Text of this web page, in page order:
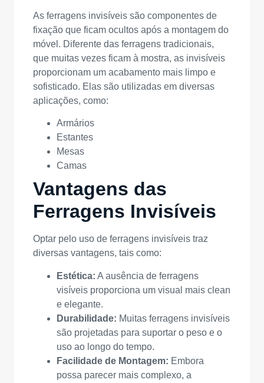
As ferragens invisíveis são componentes de
fixação que ficam ocultos após a montagem do
móvel. Diferente das ferragens tradicionais,
que muitas vezes ficam à mostra, as invisíveis
proporcionam um acabamento mais limpo e
sofisticado. Elas são utilizadas em diversas
aplicações, como:
Armários
Estantes
Mesas
Camas
Vantagens das
Ferragens Invisíveis
Optar pelo uso de ferragens invisíveis traz
diversas vantagens, tais como:
Estética: A ausência de ferragens
visíveis proporciona um visual mais clean
e elegante.
Durabilidade: Muitas ferragens invisíveis
são projetadas para suportar o peso e o
uso ao longo do tempo.
Facilidade de Montagem: Embora
possa parecer mais complexo, a